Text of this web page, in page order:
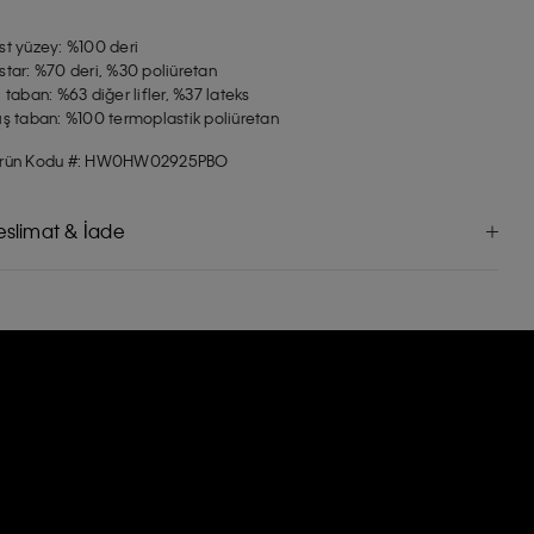
yüzey: %100 deri
%70 deri, %30 poliüretan
taban: %63 diğer lifler, %37 lateks
taban: %100 termoplastik poliüretan
Kodu #: HW0HW02925PBO
& İade